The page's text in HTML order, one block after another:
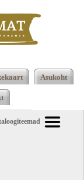
ee Asukoht